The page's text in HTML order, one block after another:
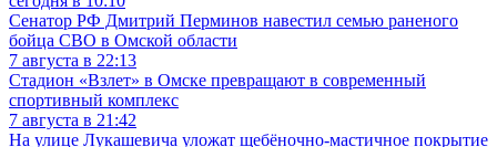
Сенатор РФ Дмитрий Перминов навестил семью раненого
бойца СВО в Омской области
7 августа в 22:13
Стадион «Взлет» в Омске превращают в современный
спортивный комплекс
7 августа в 21:42
На улице Лукашевича уложат щебёночно-мастичное покрытие